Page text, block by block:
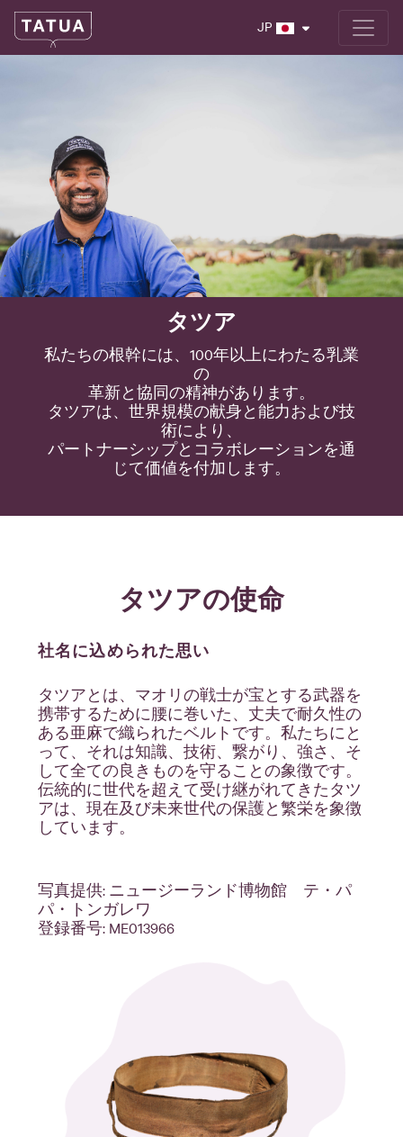
JP
タツア
私たちの根幹には、100年以上にわたる乳業
の
革新と協同の精神があります。
タツアは、世界規模の献身と能力および技
術により、
パートナーシップとコラボレーションを通
じて価値を付加します。
タツアの使命
社名に込められた思い
タツアとは、マオリの戦士が宝とする武器を
携帯するために腰に巻いた、丈夫で耐久性の
ある亜麻で織られたベルトです。私たちにと
って、それは知識、技術、繋がり、強さ、そ
して全ての良きものを守ることの象徴です。
伝統的に世代を超えて受け継がれてきたタツ
アは、現在及び未来世代の保護と繁栄を象徴
しています。
写真提供: ニュージーランド博物館 テ・パ
パ・トンガレワ
登録番号: ME013966